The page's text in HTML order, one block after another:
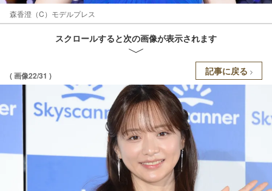
森香澄（C）モデルプレス
スクロールすると次の画像が表示されます
( 画像22/31 ) 記事に戻る